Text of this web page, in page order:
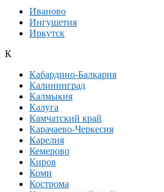
Иваново
Ингушетия
Иркутск
К
Кабардино-Балкария
Калининград
Калмыкия
Калуга
Камчатский край
Карачаево-Черкесия
Карелия
Кемерово
Киров
Коми
Кострома